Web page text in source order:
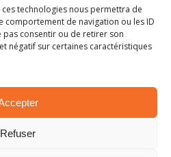
technologies nous permettra de
comportement de navigation ou les ID
pas consentir ou de retirer son
négatif sur certaines caractéristiques
Refuser